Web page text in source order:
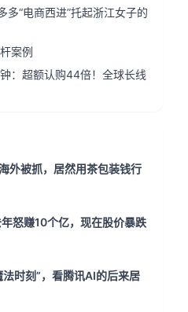
多“电商西进”托起浙江女子的
案例
：超额认购44倍！全球长线
外被抓，居然用茶包装钱行
怒赚10个亿，现在股价暴跌
时刻”，看腾讯AI的后来居